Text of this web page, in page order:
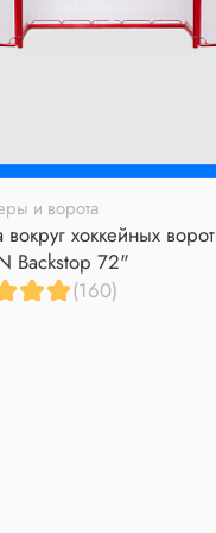
и ворота
хоккейных ворот
Backstop 72"
(160)